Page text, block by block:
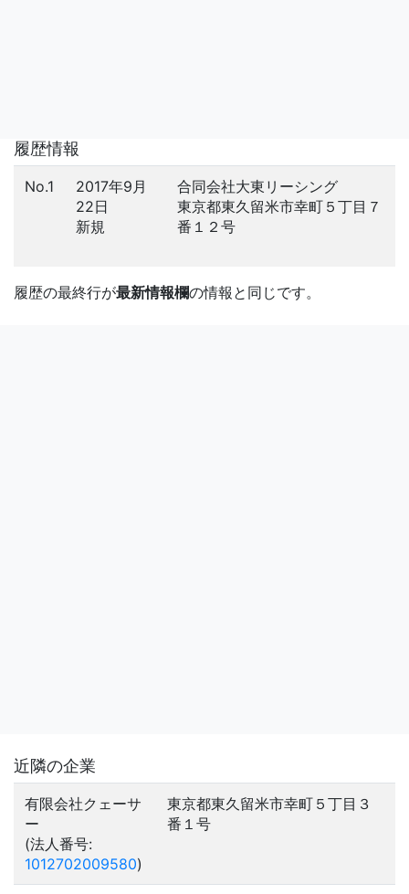
履歴情報
No.1
2017年9月
22日
新規
合同会社大東リーシング
東京都東久留米市幸町５丁目７
番１２号
履歴の最終行が最新情報欄の情報と同じです。
近隣の企業
有限会社クェーサ
ー
(法人番号:
1012702009580)
東京都東久留米市幸町５丁目３
番１号